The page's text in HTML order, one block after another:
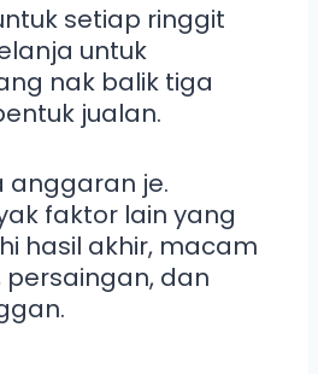
setiap ringgit
untuk
nak balik tiga
jualan.
anggaran je.
faktor lain yang
hasil akhir, macam
dan